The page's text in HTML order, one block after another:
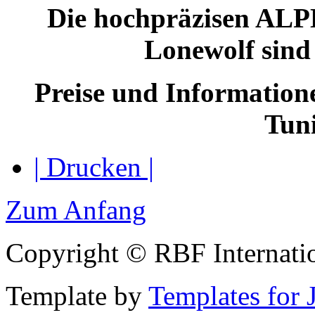
Die hochpräzisen
Lonewolf
Preise und
| Drucken |
Zum Anfang
Copyright © RBF
Template by Templates for